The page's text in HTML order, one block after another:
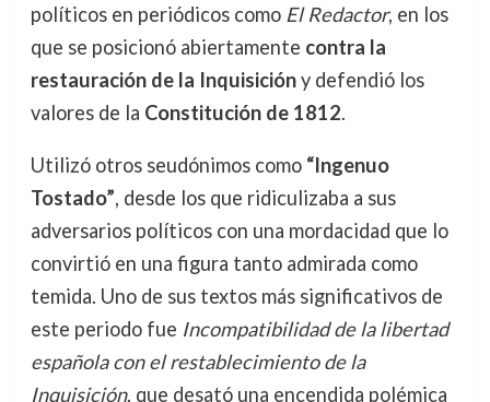
políticos en periódicos como El Redactor, en los
que se posicionó abiertamente contra la
restauración de la Inquisicióny defendió los
valores de la Constitución de 1812.
Utilizó otros seudónimos como “Ingenuo
Tostado”, desde los que ridiculizaba a sus
adversarios políticos con una mordacidad que lo
convirtió en una figura tanto admirada como
temida. Uno de sus textos más significativos de
este periodo fue Incompatibilidad de la libertad
española con el restablecimiento de la
Inquisición, que desató una encendida polémica